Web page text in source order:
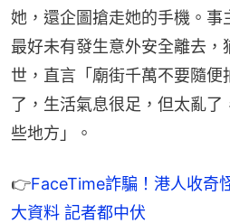
她，還企圖搶走她的手機。事
最好未有發生意外安全離去，
世，直言「廟街千萬不要隨便
了，生活氣息很足，但太亂了
些地方」。
👉FaceTime詐騙！港人收奇
大資料 記者都中伏